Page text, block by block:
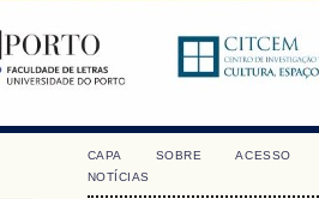
CAPA SOBRE
ACESSO
NOTÍCIAS